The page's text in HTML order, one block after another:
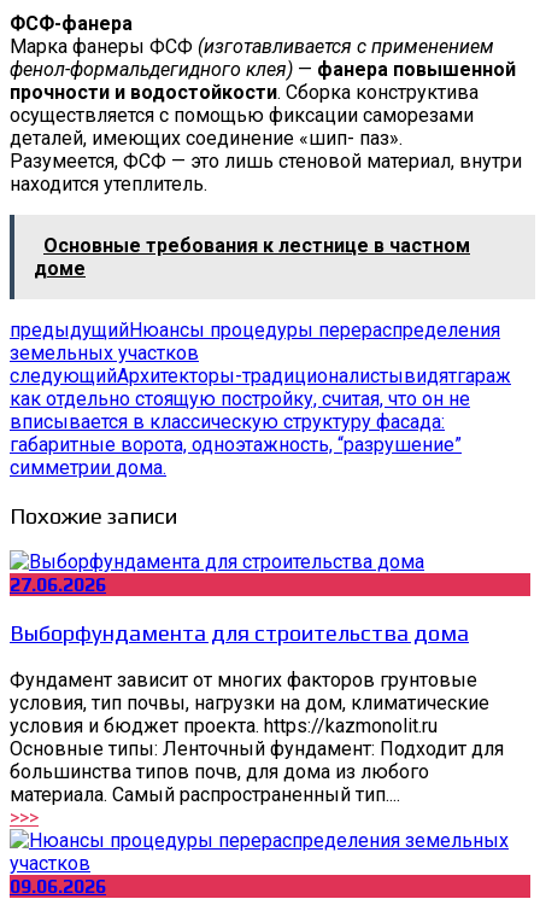
ФСФ-фанера
Марка фанеры ФСФ (изготавливается с применением
фенол-формальдегидного клея) — фанера повышенной
прочности и водостойкости. Сборка конструктива
осуществляется с помощью фиксации саморезами
деталей, имеющих соединение «шип- паз».
Разумеется, ФСФ — это лишь стеновой материал, внутри
находится утеплитель.
Основные требования к лестнице в частном
доме
предыдущийНюансы процедуры перераспределения
земельных участков
следующийАрхитекторы-традиционалистывидятгараж
как отдельно стоящую постройку, считая, что он не
вписывается в классическую структуру фасада:
габаритные ворота, одноэтажность, “разрушение”
симметрии дома.
Похожие записи
27.06.2026
Выборфундамента для строительства дома
Фундамент зависит от многих факторов грунтовые
условия, тип почвы, нагрузки на дом, климатические
условия и бюджет проекта. https://kazmonolit.ru
Основные типы: Ленточный фундамент: Подходит для
большинства типов почв, для дома из любого
материала. Самый распространенный тип....
>>>
09.06.2026